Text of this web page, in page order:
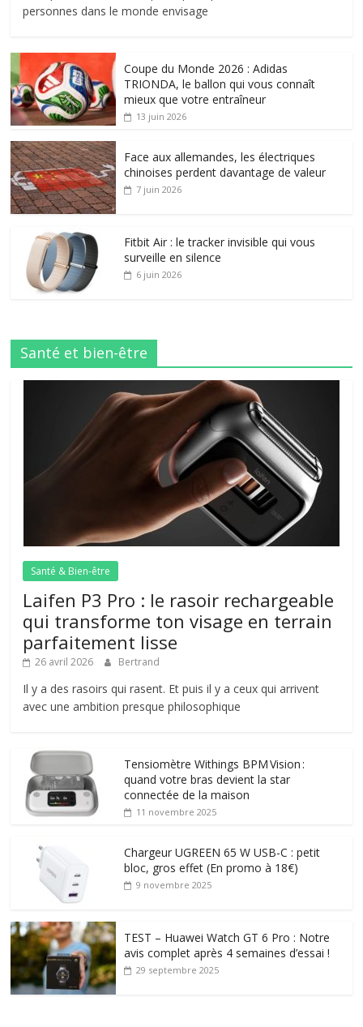
personnes dans le monde envisage
Coupe du Monde 2026 : Adidas
TRIONDA, le ballon qui vous connaît
mieux que votre entraîneur
13 juin 2026
Face aux allemandes, les électriques
chinoises perdent davantage de valeur
7 juin 2026
Fitbit Air : le tracker invisible qui vous
surveille en silence
6 juin 2026
Santé et bien-être
Santé & Bien-être
Laifen P3 Pro : le rasoir rechargeable
qui transforme ton visage en terrain
parfaitement lisse
26 avril 2026 Bertrand
Il y a des rasoirs qui rasent. Et puis il y a ceux qui arrivent
avec une ambition presque philosophique
Tensiomètre Withings BPM Vision :
quand votre bras devient la star
connectée de la maison
11 novembre 2025
Chargeur UGREEN 65 W USB-C : petit
bloc, gros effet (En promo à 18€)
9 novembre 2025
TEST – Huawei Watch GT 6 Pro : Notre
avis complet après 4 semaines d’essai !
29 septembre 2025